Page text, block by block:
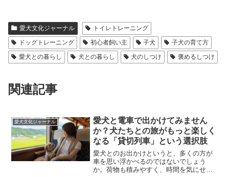
c
e
b
o
o
k
tt
er
e
愛犬文化ジャーナル
トイレトレーニング
ドッグトレーニング
初心者飼い主 子犬
子犬の育て方
愛犬との暮らし
犬との暮らし 犬のしつけ 褒めるしつけ
関連記事
愛犬文化ジャーナル
愛犬と電車で出かけてみません
か？犬たちとの旅がもっと楽しく
なる「貸切列車」という選択肢
愛犬とのお出かけというと、多くの方が
車を思い浮かべるのではないでしょう
か。荷物も積みやすく、時間を気にせず